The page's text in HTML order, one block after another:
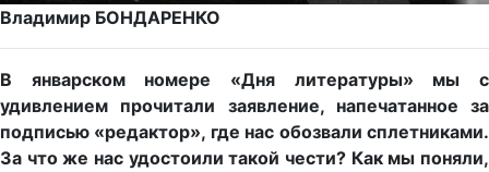
Владимир БОНДАРЕНКО
В январском номере «Дня литературы» мы с
удивлением прочитали заявление, напечатанное за
подписью «редактор», где нас обозвали сплетниками.
За что же нас удостоили такой чести? Как мы поняли,